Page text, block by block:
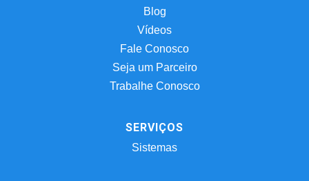
Blog
Vídeos
Fale Conosco
Seja um Parceiro
Trabalhe Conosco
SERVIÇOS
Sistemas